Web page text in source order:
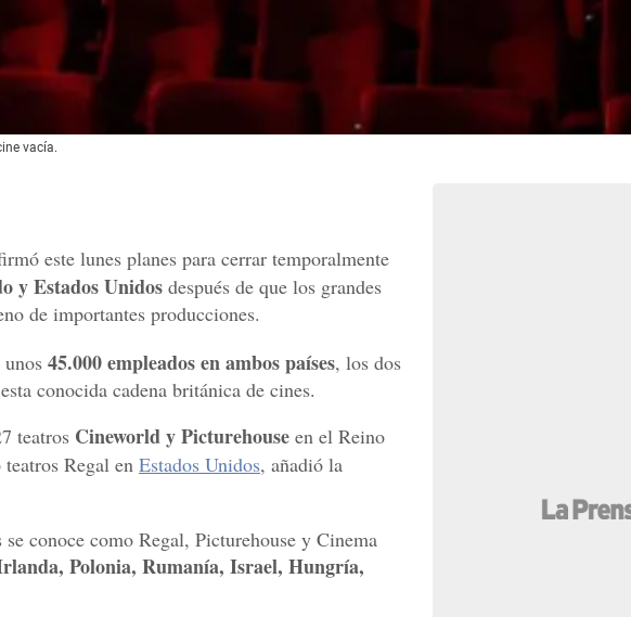
vacía.
este lunes planes para cerrar temporalmente
y Estados Unidos después de que los grandes
de importantes producciones.
45.000 empleados en ambos países, los dos
conocida cadena británica de cines.
teatros Cineworld y Picturehouse en el Reino
Regal en Estados Unidos, añadió la
conoce como Regal, Picturehouse y Cinema
Polonia, Rumanía, Israel, Hungría,